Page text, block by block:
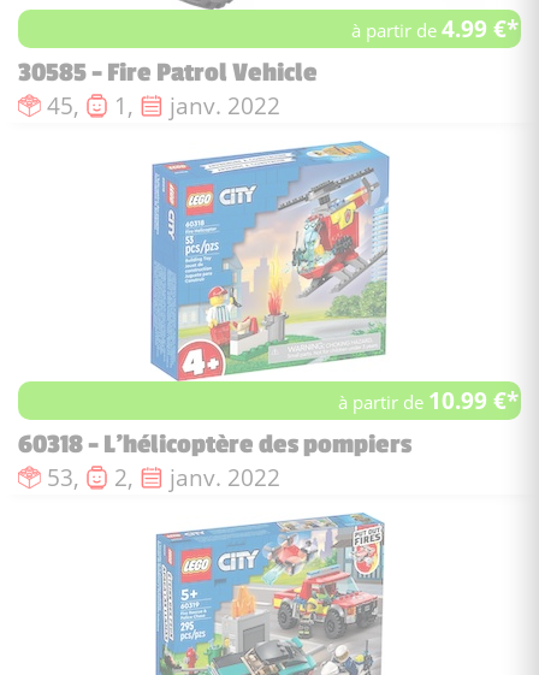
à partir de4.99 €*
30585 - Fire Patrol Vehicle
Nombre de pièces :
45, Nombre de figurines :
1, Date de sortie :
janv. 2022
à partir de 10.99 €*
60318 - L'hélicoptère des pompiers
Nombre de pièces :
53, Nombre de figurines :
2, Date de sortie :
janv. 2022